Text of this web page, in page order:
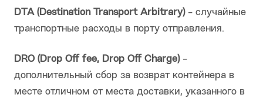
DTA (Destination Transport Arbitrary)- случайные
транспортные расходы в порту отправления.
DRO (Drop Off fee, Drop Off Charge)-
дополнительный сбор за возврат контейнера в
месте отличном от места доставки, указанного в